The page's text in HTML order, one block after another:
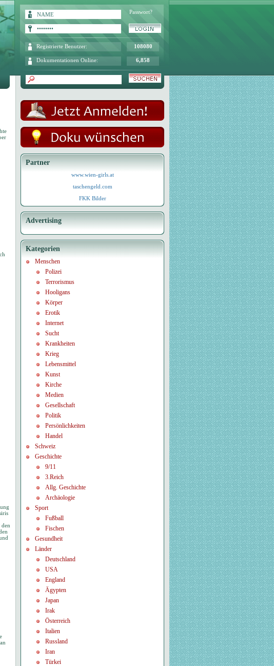
Passwort?
Registrierte Benutzer: 108080
Dokumentationen Online: 6,858
Partner
www.wien-girls.at
taschengeld.com
FKK Bilder
Advertising
Kategorien
Menschen
Polizei
Terrorismus
Hooligans
Körper
Erotik
Internet
Sucht
Krankheiten
Krieg
Lebensmittel
Kunst
Kirche
Medien
Gesellschaft
Politik
Persönlichkeiten
Handel
Schweiz
Geschichte
9/11
3.Reich
Allg. Geschichte
Archäologie
Sport
Fußball
Fischen
Gesundheit
Länder
Deutschland
USA
England
Ägypten
Japan
Irak
Österreich
Italien
Russland
Iran
Türkei